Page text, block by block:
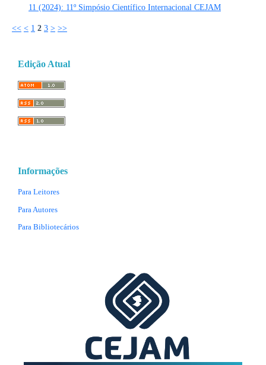
11 (2024): 11º Simpósio Científico Internacional CEJAM
<< < 1 2 3 > >>
Edição Atual
Informações
Para Leitores
Para Autores
Para Bibliotecários